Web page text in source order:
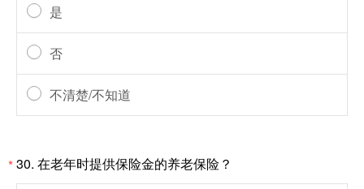
是
否
不清楚/不知道
*30. 在老年时提供保险金的养老保险？